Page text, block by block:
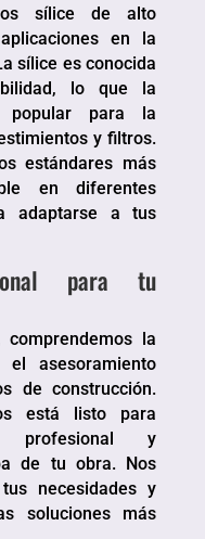
sílice de alto
en la
sílice es conocida
lo que la
popular para la
y filtros.
estándares más
en diferentes
adaptarse a tus
para tu
la
asesoramiento
de construcción.
está listo para
profesional y
de tu obra. Nos
necesidades y
soluciones más